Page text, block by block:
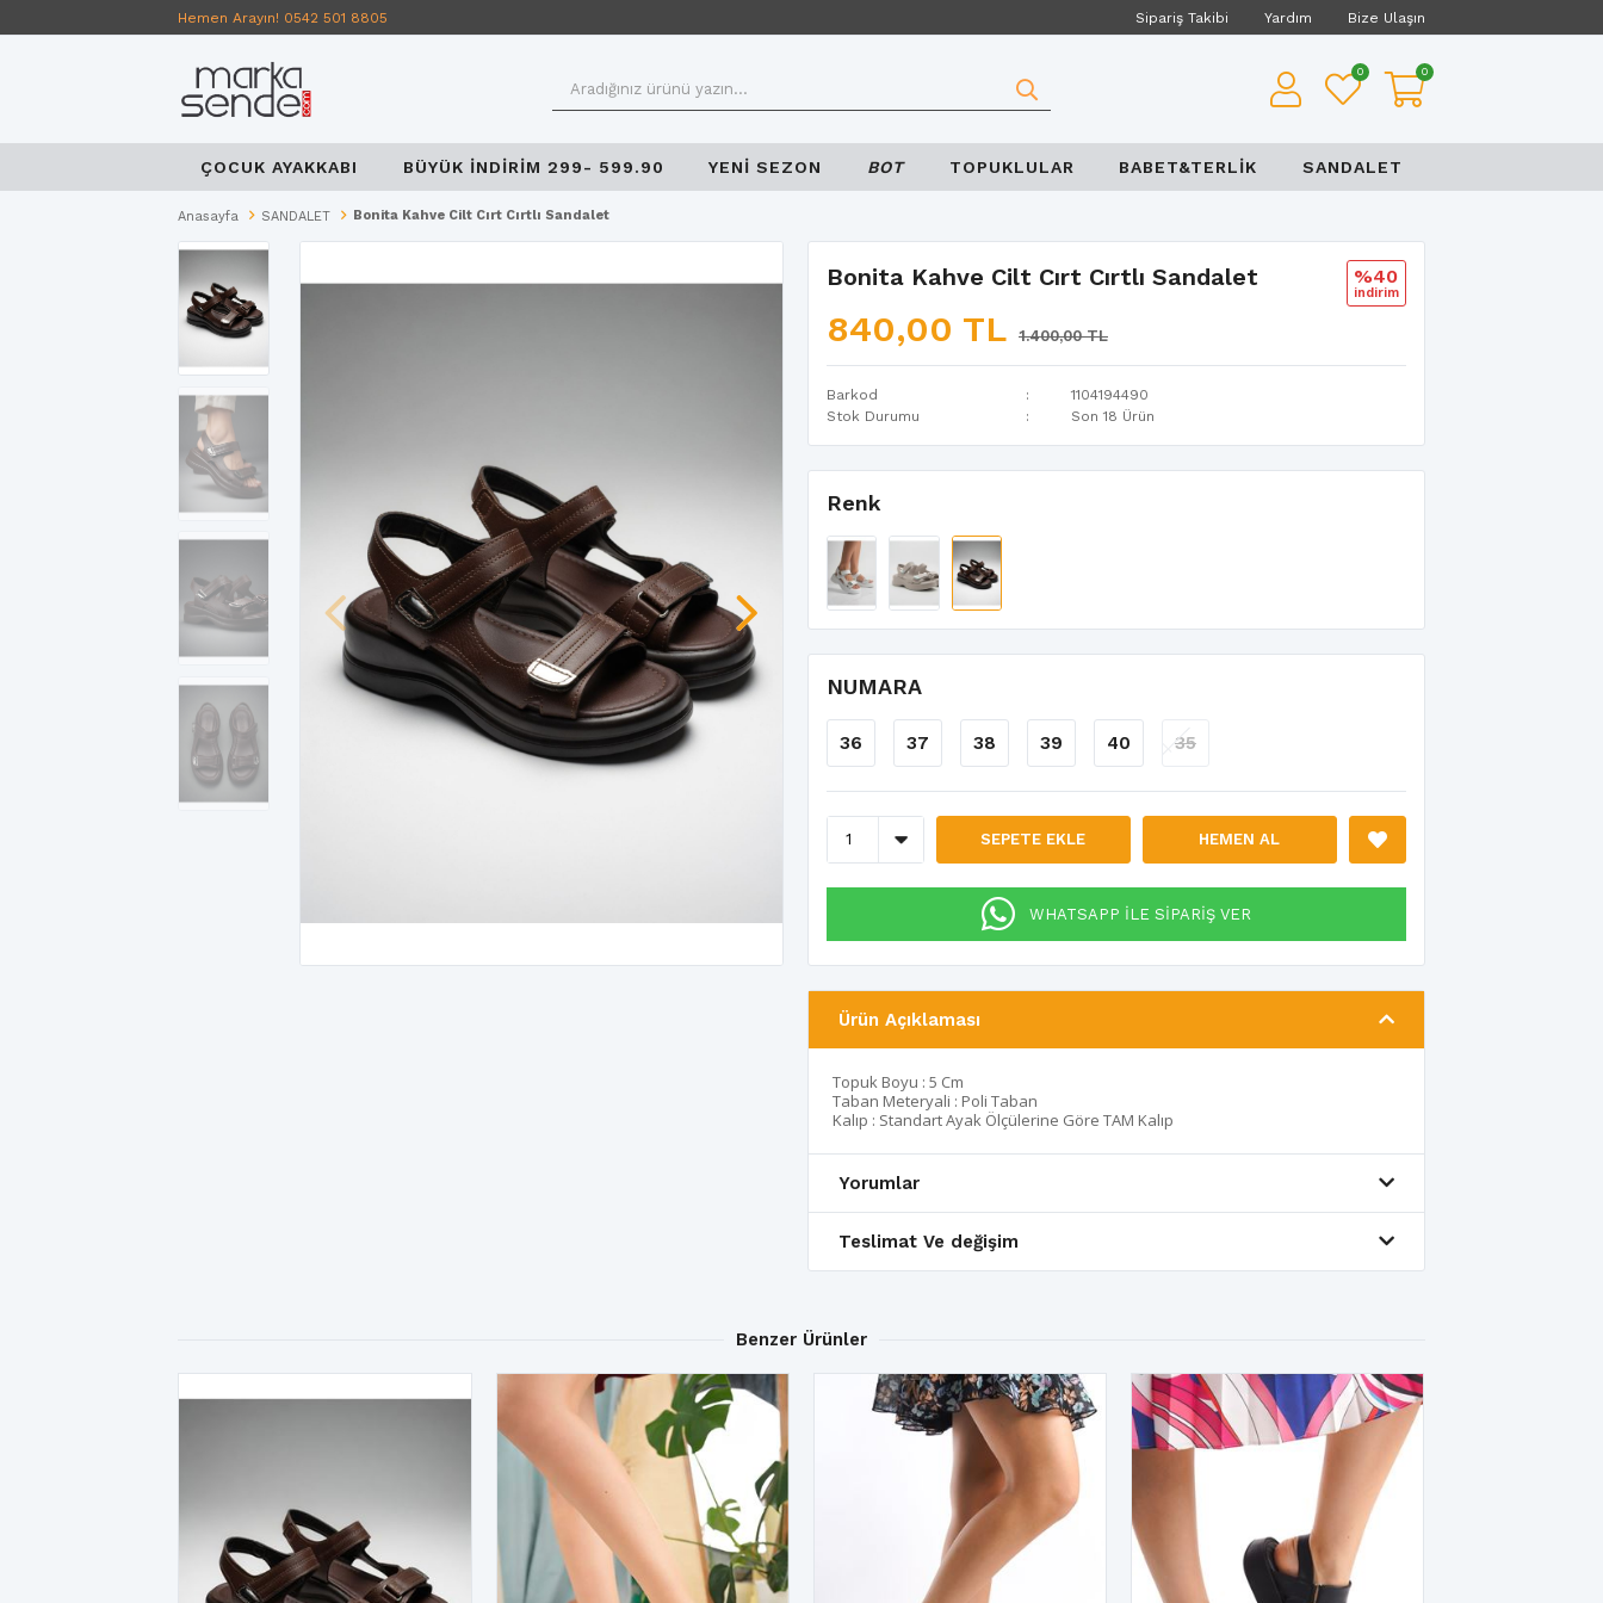
Hemen Arayın! 0542 501 8805 Sipariş Takibi Yardım Bize Ulaşın
0 0
ÇOCUK AYAKKABI BÜYÜK İNDİRİM 299- 599.90 YENİ SEZON BOT TOPUKLULAR BABET&TERLİK SANDALET
Anasayfa SANDALET Bonita Kahve Cilt Cırt Cırtlı Sandalet
Bonita Kahve Cilt Cırt Cırtlı Sandalet
840,00 TL 1.400,00 TL
%40
i̇ndi̇ri̇m
Barkod
1104194490
Stok Durumu
Son 18 Ürün
Renk
NUMARA
36 37 38 39 40 35
SEPETE EKLE HEMEN AL
WHATSAPP İLE SİPARİŞ VER
Ürün Açıklaması
Topuk Boyu : 5 Cm
Taban Meteryali : Poli Taban
Kalıp : Standart Ayak Ölçülerine Göre TAM Kalıp
Yorumlar
Teslimat Ve değişim
Benzer Ürünler